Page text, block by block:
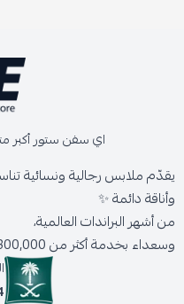
اي سفن ستور أكبر
يقدّم ملابس رجالية ونسائية
وأناقة دائمة ✨
من أشهر البراندات العالمية،
وسعداء بخدمة أكثر من 300,000 عميل حول المملكة.